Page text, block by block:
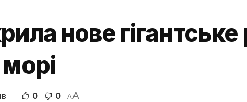
нове
0 0 AA